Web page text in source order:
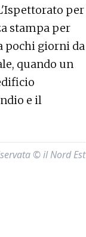
per
stampa per
pochi giorni da
quando un
e il
© il Nord Est